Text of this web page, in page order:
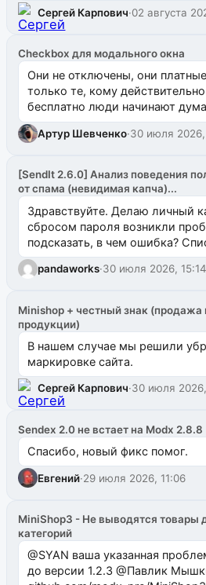
Сергей Карпович·02 августа
Checkbox для модального окна
Они не отключены, они
только те, кому
бесплатно люди начинают
Артур Шевченко·30 июля
[SendIt 2.6.0] Анализ поведения
от спама (невидимая капча)...
Здравствуйте. Делаю личный
сбросом пароля возникли
подсказать, в чем ошибка?
одноименном разделе на
pandaworks·30 июля 2026, 15:14
Minishop + честный знак (продажа
продукции)
В нашем случае мы решили
маркировке сайта.
Сергей Карпович·30 июля
Sendex 2.0 не встает на Modx 2.8.8
Спасибо, новый фикс помог.
Евгений·29 июля 2026, 11:06
MiniShop3 - Не выводятся товары
категорий
@SYAN ваша указанная
до версии 1.2.3 @Павлик